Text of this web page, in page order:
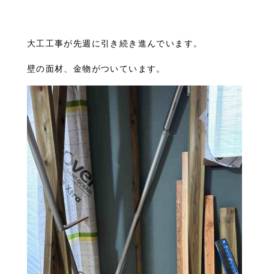
大工工事が先週に引き続き進んでいます。
壁の面材、金物がついています。